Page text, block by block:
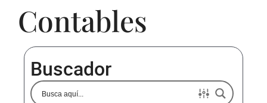
Contables
Buscador